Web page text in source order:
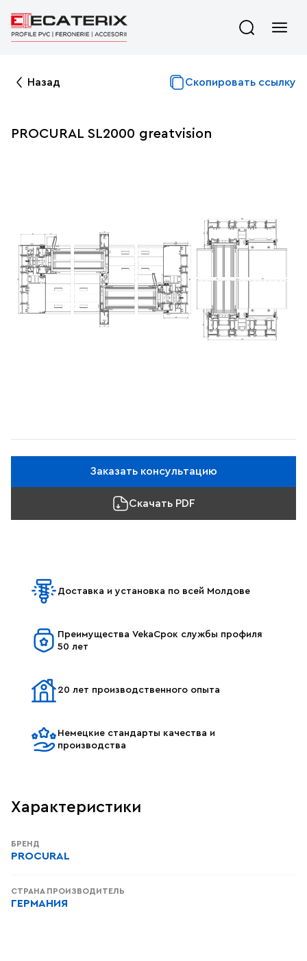
Назад Скопировать ссылку
PROCURAL SL2000 greatvision
Заказать консультацию
Скачать PDF
Доставка и установка по всей Молдове
Преимущества VekaСрок службы профиля
50 лет
20 лет производственного опыта
Немецкие стандарты качества и
производства
Характеристики
БРЕНД
PROCURAL
СТРАНА ПРОИЗВОДИТЕЛЬ
ГЕРМАНИЯ